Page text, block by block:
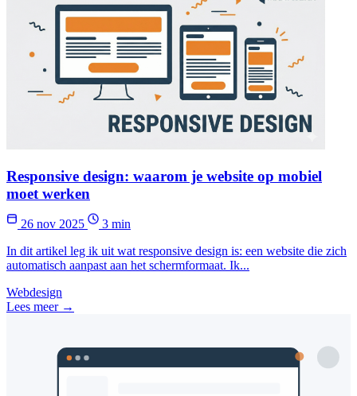
Responsive design: waarom je website op mobiel
moet werken
26 nov 2025
3 min
In dit artikel leg ik uit wat responsive design is: een website die zich
automatisch aanpast aan het schermformaat. Ik...
Webdesign
Lees meer →